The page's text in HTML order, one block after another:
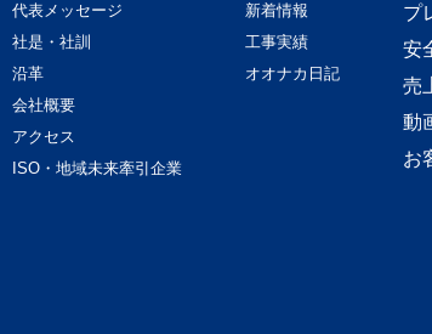
代表メッセージ
社是・社訓
沿革
会社概要
アクセス
ISO・地域未来牽引企業
新着情報
工事実績
オオナカ日記
プ
安
売
動
お